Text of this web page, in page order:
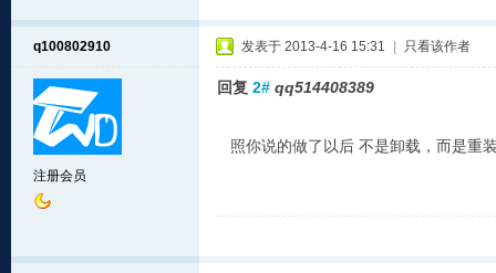
q100802910
注册会员
发表于 2013-4-16 15:31 只看该作者
回复 2# qq514408389
照你说的做了以后 不是卸载，而是重